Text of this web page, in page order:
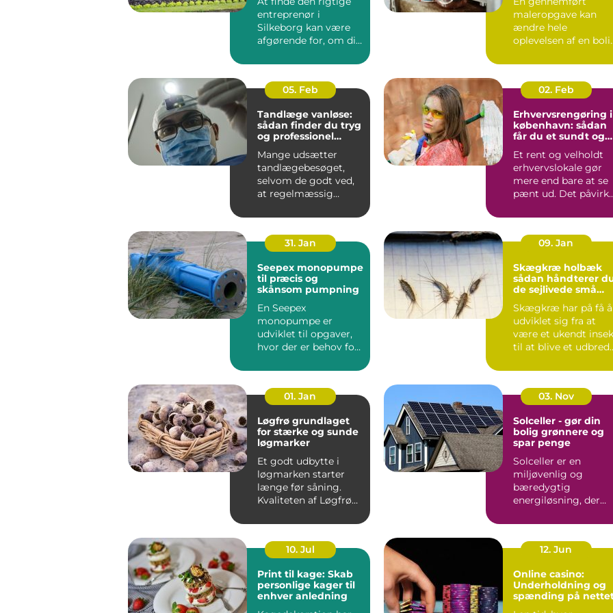
entreprenør i
Silkeborg kan være
afgørende for, om dit
haveprojekt...
maleropgave kan
ændre hele
oplevelsen af en
Farver, finish...
05. Feb
Tandlæge vanløse:
sådan finder du tryg
og professionel
Mange udsætter
tandlægebesøget,
selvom de godt ved,
at regelmæssig
Nogle gør de...
02. Feb
Erhvervsrengøring i
københavn: sådan
får du et sundt og
arbejdsmiljø
Et rent og velholdt
erhvervslokale gør
mere end bare at se
pænt ud. Det
medarbejdernes...
31. Jan
Seepex monopumpe
til præcis og
skånsom pumpning
En Seepex
monopumpe er
udviklet til opgaver,
hvor der er behov for
skånsom håndterin...
09. Jan
Skægkræ holbæk
sådan håndterer
de sejlivede små
Skægkræ har på få
udviklet sig fra at
være et ukendt
til at blive et udbredt
01. Jan
Løgfrø grundlaget
for stærke og sunde
løgmarker
Et godt udbytte i
løgmarken starter
længe før såning.
Kvaliteten af Løgfrø
planter...
03. Nov
Solceller - gør din
bolig grønnere og
spar penge
Solceller er en
miljøvenlig og
bæredygtig
energiløsning, der
mere...
10. Jul
Print til kage: Skab
personlige kager til
enhver anledning
12. Jun
Online casino:
Underholdning og
spænding på